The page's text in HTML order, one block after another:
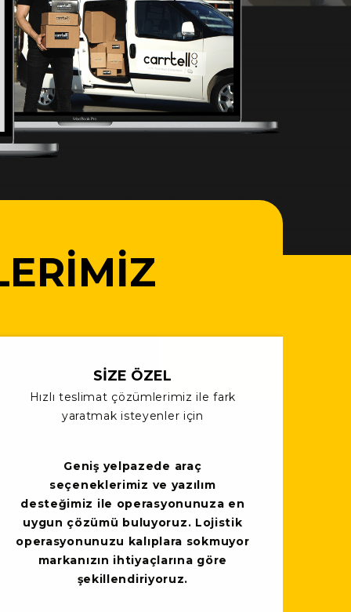
SIZE ÖZEL
Hızlı teslimat çözümlerimiz ile fark
yaratmak isteyenler için
Geniş yelpazede araç
seçeneklerimiz ve yazılım
desteğimiz ile operasyonunuza en
uygun çözümü buluyoruz. Lojistik
operasyonunuzu kalıplara sokmuyor
markanızın ihtiyaçlarına göre
şekillendiriyoruz.